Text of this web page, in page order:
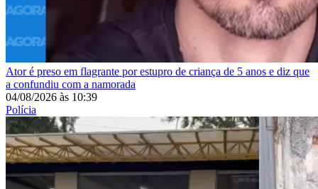
Ator é preso em flagrante por estupro de criança de 5 anos e diz que
a confundiu com a namorada
04/08/2026 às 10:39
Polícia